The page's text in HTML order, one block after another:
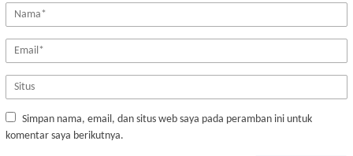
Simpan nama, email, dan situs web saya pada peramban ini untuk
komentar saya berikutnya.